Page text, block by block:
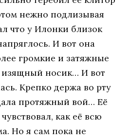
нежно подлизывая
что у Илонки близок
И вот она
громкие и затяжные
изящный носик… И вот
Крепко держа во рту
протяжный вой… Её
как её всю
Но я сам пока не